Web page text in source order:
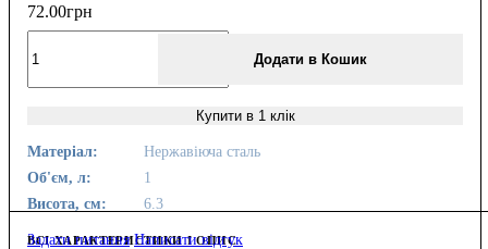
72.00грн
Додати в Кошик
Купити в 1 клік
Матеріал:
Нержавіюча сталь
Об'єм, л:
1
Висота, см:
6.3
ВСІ ХАРАКТЕРИСТИКИ І ОПИС
Задати питання Написати відгук